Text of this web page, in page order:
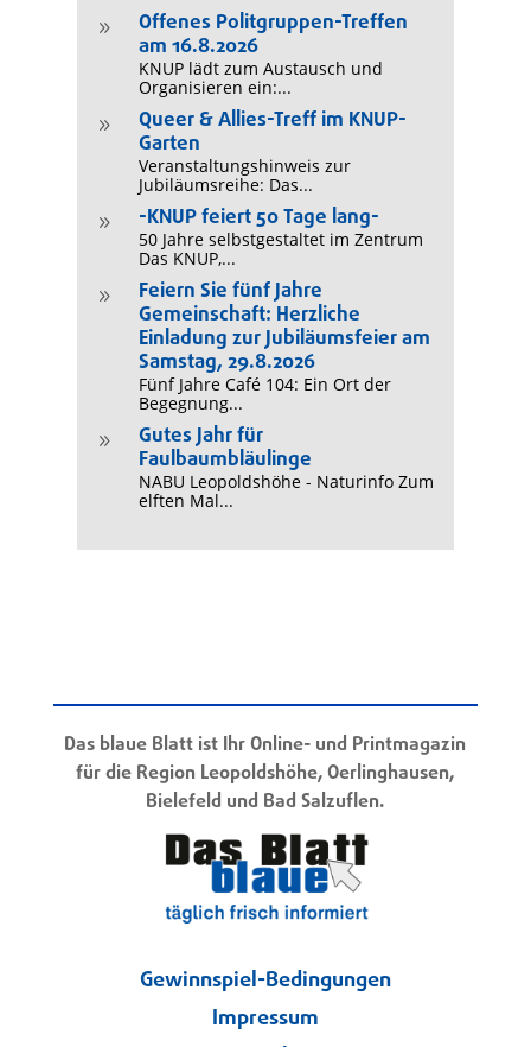
9
Offenes Politgruppen-Treffen
am 16.8.2026
KNUP lädt zum Austausch und
Organisieren ein:...
9
Queer & Allies-Treff im KNUP-
Garten
Veranstaltungshinweis zur
Jubiläumsreihe: Das...
9 -KNUP feiert 50 Tage lang-
50 Jahre selbstgestaltet im Zentrum
Das KNUP,...
9
Feiern Sie fünf Jahre
Gemeinschaft: Herzliche
Einladung zur Jubiläumsfeier am
Samstag, 29.8.2026
Fünf Jahre Café 104: Ein Ort der
Begegnung...
9
Gutes Jahr für
Faulbaumbläulinge
NABU Leopoldshöhe - Naturinfo Zum
elften Mal...
Das blaue Blatt ist Ihr Online- und Printmagazin
für die Region Leopoldshöhe, Oerlinghausen,
Bielefeld und Bad Salzuflen.
Gewinnspiel-Bedingungen
Impressum